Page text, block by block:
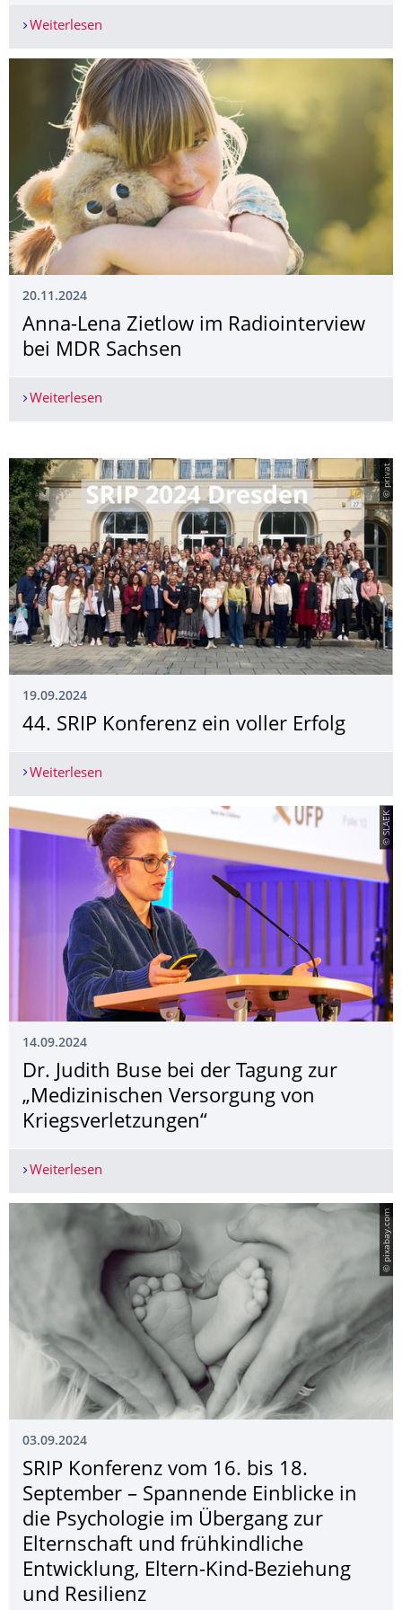
Weiterlesen
20.11.2024
Anna-Lena Zietlow im Radiointerview
bei MDR Sachsen
Weiterlesen
© privat
19.09.2024
44. SRIP Konferenz ein voller Erfolg
Weiterlesen
© SLAEK
14.09.2024
Dr. Judith Buse bei der Tagung zur
„Medizinischen Versorgung von
Kriegsverletzungen“
Weiterlesen
© pixabay.com
03.09.2024
SRIP Konferenz vom 16. bis 18.
September – Spannende Einblicke in
die Psychologie im Übergang zur
Elternschaft und frühkindliche
Entwicklung, Eltern-Kind-Beziehung
und Resilienz